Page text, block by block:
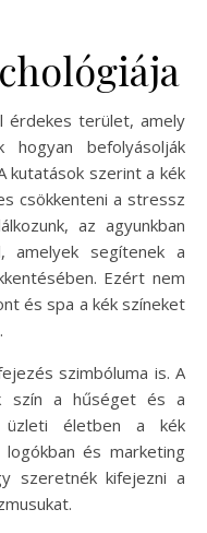
érdekes terület, amely
befolyásolják
kutatások szerint a kék
csökkenteni a stressz
az agyunkban
amelyek segítenek a
Ezért nem
és spa a kék színeket
szimbóluma is. A
szín a hűséget és a
üzleti életben a kék
logókban és marketing
szeretnék kifejezni a